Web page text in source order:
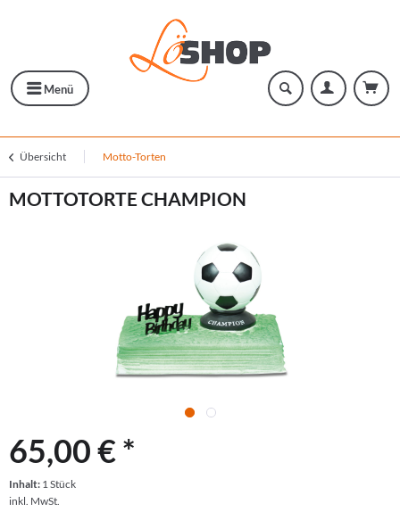
Menü
Übersicht Motto-Torten
MOTTOTORTE CHAMPION
65,00 € *
Inhalt: 1 Stück
inkl. MwSt.